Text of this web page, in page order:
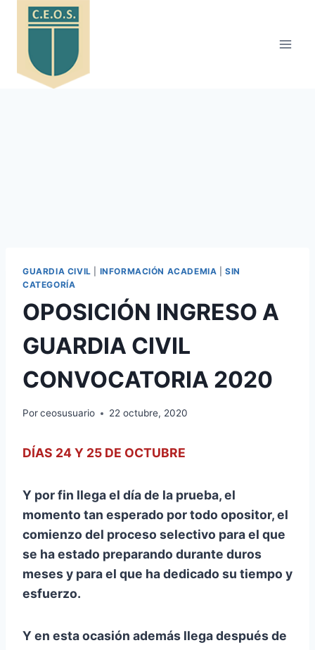
Saltar
GUARDIA CIVIL INFORMACIÓN ACADEMIA |SIN
CATEGORÍA
OPOSICIÓN INGRESO A
GUARDIA CIVIL
CONVOCATORIA 2020
Porceosusuario 22 octubre, 2020
DÍAS 24 Y 25 DE OCTUBRE
Y por fin llega el día de la prueba, el
momento tan esperado por todo opositor, el
comienzo del proceso selectivo para el que
se ha estado preparando durante duros
meses y para el que ha dedicado su tiempo y
esfuerzo.
Y en esta ocasión además llega después de